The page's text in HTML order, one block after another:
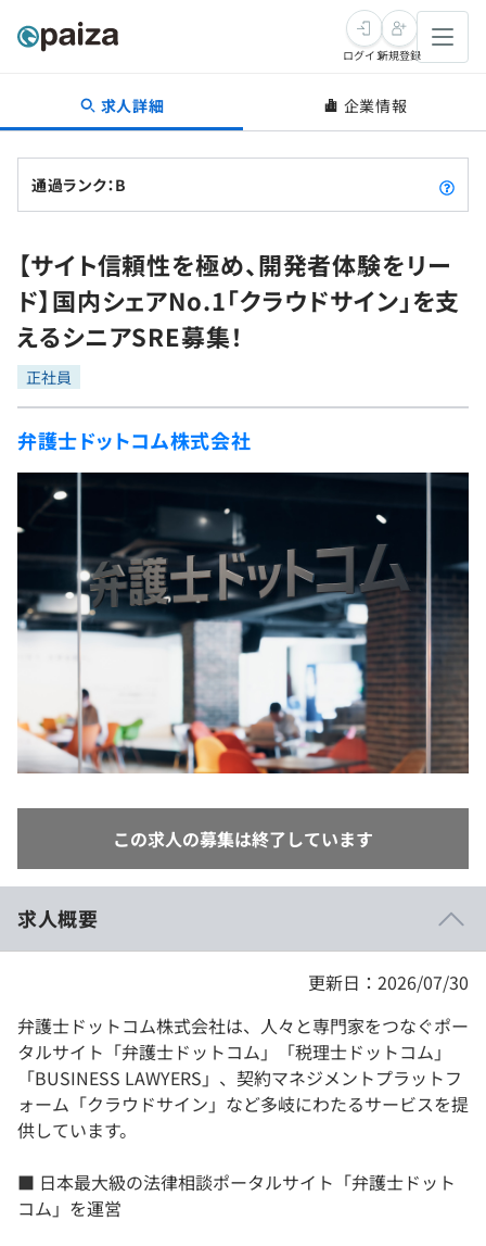
転職・キャリア
転職成功ガイド
転職エージェント
インタビュー
転職成功ガイド
新卒就活
求人検索
本選考
インターン
新卒エージェント
イベント・セミナー
インタビュー
就活成功ガイド
学習
問題集
4択課題
ナレッジ
プラン
法人向けプラン
学校向けプラン
プログラミング言語
再チャレンジ結果一覧
ゲーム・マンガ
Tech Team Journal
paizaとは？
ログイン新規登録
求人詳細 企業情報
通過ランク：B
【サイト信頼性を極め、開発者体験をリー
ド】国内シェアNo.1「クラウドサイン」を支
えるシニアSRE募集！
正社員
弁護士ドットコム株式会社
この求人の募集は終了しています
求人概要
更新日：2026/07/30
弁護士ドットコム株式会社は、人々と専門家をつなぐポー
タルサイト「弁護士ドットコム」「税理士ドットコム」
「BUSINESS LAWYERS」、契約マネジメントプラットフ
ォーム「クラウドサイン」など多岐にわたるサービスを提
供しています。
■ 日本最大級の法律相談ポータルサイト「弁護士ドット
コム」を運営